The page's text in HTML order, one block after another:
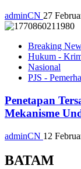
adminCN 27
Breaking
Hukum -
Nasional
PJS -
Penetapan
Mekanisme
adminCN 12
BATAM